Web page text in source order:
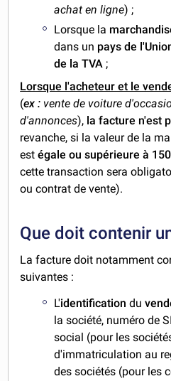
achat en ligne) ;
Lorsque la
dans un pays de
de la TVA ;
Lorsque l'acheteur et le
(ex : vente de voiture
d'annonces), la facture n'est
revanche, si la valeur de la
estégale ou supérieure à
cette transaction sera
ou contrat de vente).
Que doit contenir
La facture doit notamment
suivantes :
L'identification du
la société, numéro de
social (pour les
d'immatriculation au
des sociétés (pour les